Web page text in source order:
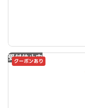
受付休止中
クーポンあり